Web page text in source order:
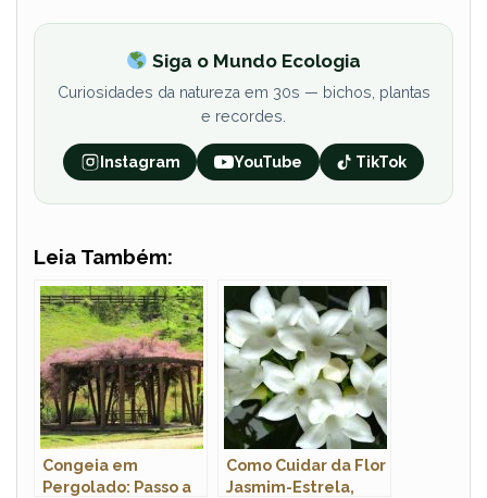
Siga o Mundo Ecologia
Curiosidades da natureza em 30s — bichos, plantas
e recordes.
Instagram YouTube TikTok
Leia Também:
Congeia em
Pergolado: Passo a
Como Cuidar da Flor
Jasmim-Estrela,